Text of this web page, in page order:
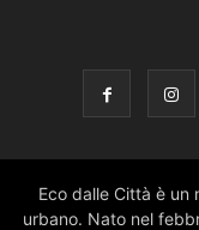
Eco dalle Città è
urbano. Nato nel